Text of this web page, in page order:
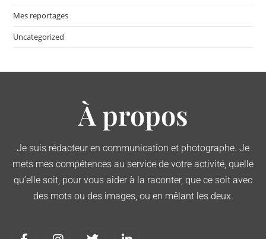
Mes reportages
Uncategorized
À propos
Je suis rédacteur en communication et photographe. Je
mets mes compétences au service de votre activité, quelle
qu’elle soit, pour vous aider à la raconter, que ce soit avec
des mots ou des images, ou en mêlant les deux.